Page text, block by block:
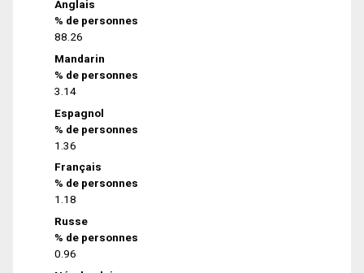
Anglais
% de personnes
88.26
Mandarin
% de personnes
3.14
Espagnol
% de personnes
1.36
Français
% de personnes
1.18
Russe
% de personnes
0.96